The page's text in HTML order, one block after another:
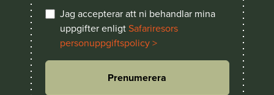
Jag accepterar att ni behandlar mina
uppgifter enligtSafariresors
personuppgiftspolicy >
Prenumerera